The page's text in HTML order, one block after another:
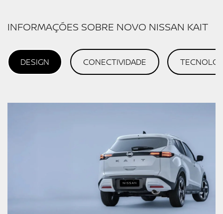
INFORMAÇÕES SOBRE NOVO NISSAN KAIT
DESIGN CONECTIVIDADE